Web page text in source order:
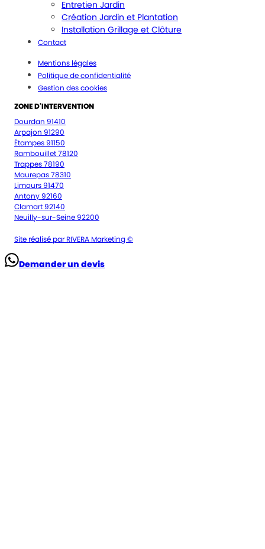
Entretien Jardin
Création Jardin et Plantation
Installation Grillage et Clôture
Contact
Mentions légales
Politique de confidentialité
Gestion des cookies
ZONE D'INTERVENTION
Dourdan 91410
Arpajon 91290
Étampes 91150
Rambouillet 78120
Trappes 78190
Maurepas 78310
Limours 91470
Antony 92160
Clamart 92140
Neuilly-sur-Seine 92200
Site réalisé par RIVERA Marketing ©
Demander un devis